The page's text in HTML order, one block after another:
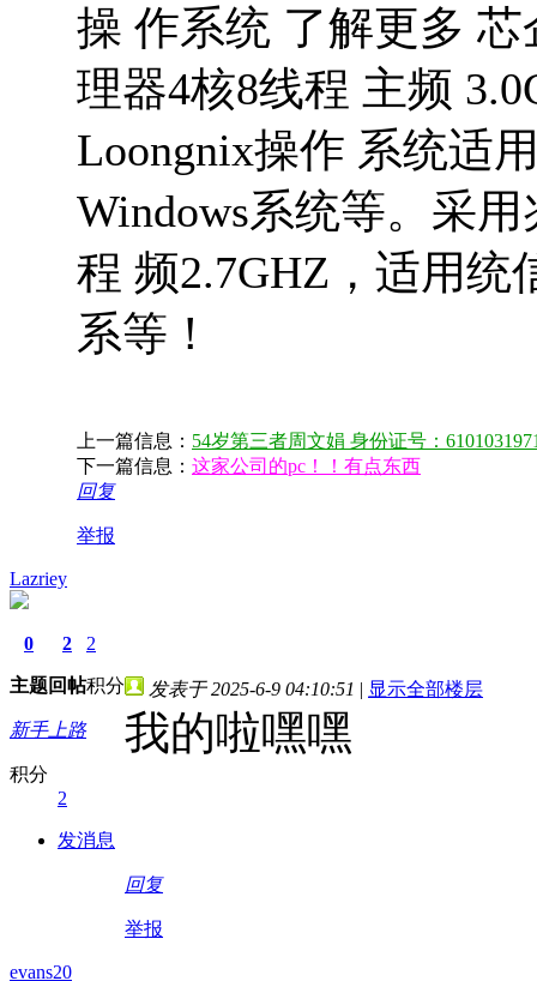
操 作系统 了解更多
理器4核8线程 主频
Loongnix操作 系统适
Windows系统等。采
程 频2.7GHZ，适用统
系等！
上一篇信息： 54岁第三者周文娟 身份证号：
下一篇信息： 这家公司的pc！！有点东西
回复
举报
Lazriey
0
主题
2
回帖
2
积分
新手上路
积分
2
发消息
发表于 2025-6-9 04:10:51 | 显示全部楼层
我的啦嘿嘿
回复
举报
evans20